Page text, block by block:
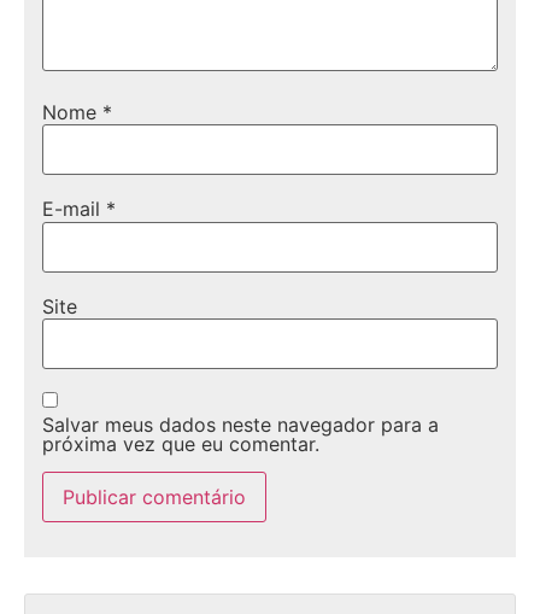
Nome *
E-mail *
Site
Salvar meus dados neste navegador para a
próxima vez que eu comentar.